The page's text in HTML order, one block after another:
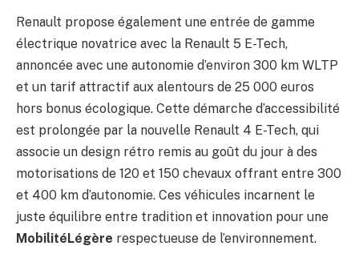
Renault propose également une entrée de gamme
électrique novatrice avec la Renault 5 E-Tech,
annoncée avec une autonomie d’environ 300 km WLTP
et un tarif attractif aux alentours de 25 000 euros
hors bonus écologique. Cette démarche d’accessibilité
est prolongée par la nouvelle Renault 4 E-Tech, qui
associe un design rétro remis au goût du jour à des
motorisations de 120 et 150 chevaux offrant entre 300
et 400 km d’autonomie. Ces véhicules incarnent le
juste équilibre entre tradition et innovation pour une
MobilitéLégère respectueuse de l’environnement.